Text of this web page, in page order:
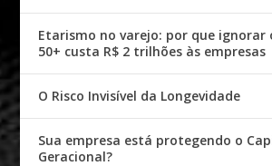
Etarismo no varejo: por que ignorar
50+ custa R$ 2 trilhões às empresas
O Risco Invisível da Longevidade
Sua empresa está protegendo o
Geracional?